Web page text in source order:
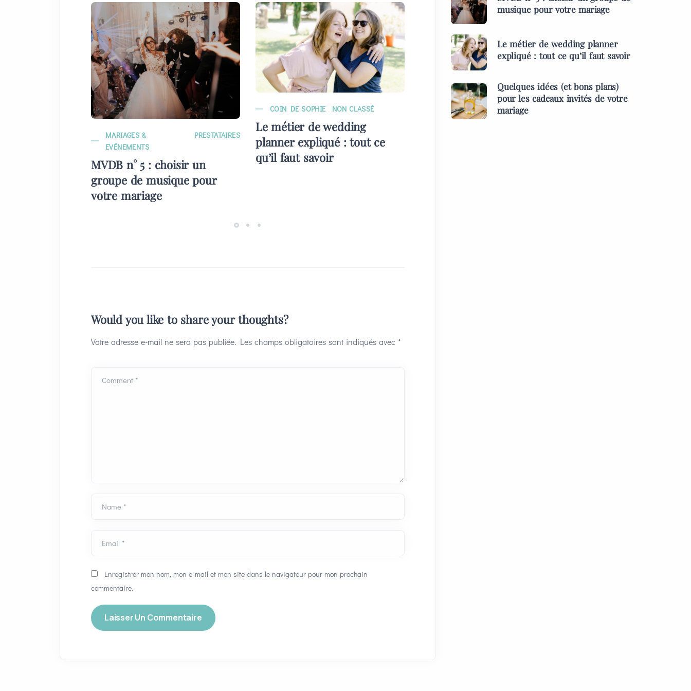
MARIAGES &
EVÉNEMENTS
PRESTATAIRES
MVDB n° 5 : choisir un
groupe de musique pour
votre mariage
COIN DE SOPHIE NON CLASSÉ
Le métier de wedding
planner expliqué : tout ce
qu’il faut savoir
MARIAGES &
PRESTATAIRES
Would you like to share your thoughts?
Votre adresse e-mail ne sera pas publiée. Les champs obligatoires sont indiqués avec *
Comment *
Name *
Email *
Enregistrer mon nom, mon e-mail et mon site dans le navigateur pour mon prochain
commentaire.
musique pour votre mariage
Le métier de wedding planner
expliqué : tout ce qu’il faut savoir
Quelques idées (et bons plans)
pour les cadeaux invités de votre
mariage